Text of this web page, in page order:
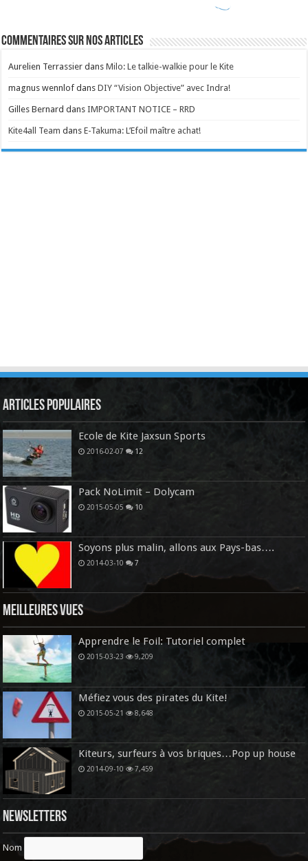
Commentaires sur nos articles
Aurelien Terrassier dansMilo: Le talkie-walkie pour le Kite
magnus wennlof dansDIY “Vision Objective” avec Indra!
Gilles Bernard dansIMPORTANT NOTICE – RRD
Kite4all Team dansE-Takuma: L’Efoil maître achat!
Articles Populaires
Ecole de Kite Jaxsun Sports
2016-02-07 12
Pack NoLimit – Dolycam
2015-05-05 10
Soyons plus malin, allons aux Pays-bas….
2014-03-10 7
Meilleures vues
Apprendre le Foil: Tutoriel complet
2015-03-23 9,209
Méfiez vous des pirates du Kite!
2015-05-21 8,648
Kiteurs, surfeurs à vos briques…Pop up house
2014-09-10 7,459
Newsletters
Nom